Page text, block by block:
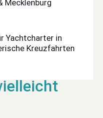
Mecklenburg
Yachtcharter in
Kreuzfahrten